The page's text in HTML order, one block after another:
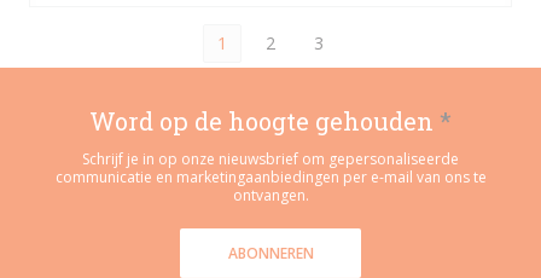
1 2 3
Word op de hoogte gehouden *
Schrijf je in op onze nieuwsbrief om gepersonaliseerde
communicatie en marketingaanbiedingen per e-mail van ons te
ontvangen.
ABONNEREN